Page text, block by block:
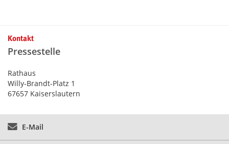
Kontakt
Pressestelle
Rathaus
Willy-Brandt-Platz 1
67657 Kaiserslautern
E-Mail